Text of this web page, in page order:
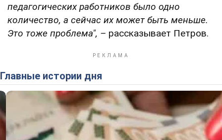
педагогических работников было одно
количество, а сейчас их может быть меньше.
Это тоже проблема", – рассказывает Петров.
Главные истории дня